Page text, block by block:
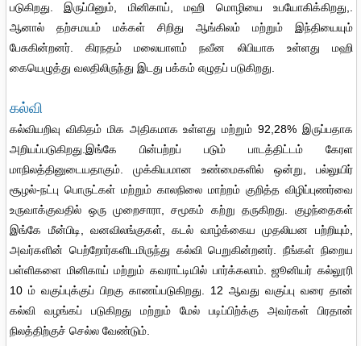
படுகிறது. இருப்பினும், மினிகாய், மஹி மொழியை உபயோகிக்கிறது,.
ஆனால் தற்சமயம் மக்கள் சிறிது ஆங்கிலம் மற்றும் இந்தியையும்
பேசுகின்றனர். கிரநதம் மலையாளம் நவீன லிபியாக உள்ளது மஹி
கையெழுத்து வலதிலிருந்து இடது பக்கம் எழுதப் படுகிறது.
கல்வி
கல்வியறிவு விகிதம் மிக அதிகமாக உள்ளது மற்றும் 92,28% இருப்பதாக
அறியப்படுகிறது.இங்கே பின்பற்றப் படும் பாடத்திட்டம் கேரள
மாநிலத்தினுடையதாகும். முக்கியமான உண்மைகளில் ஒன்று, பல்லுயிர்
சூழல்-நட்பு பொருட்கள் மற்றும் காலநிலை மாற்றம் குறித்த விழிப்புணர்வை
உருவாக்குவதில் ஒரு முறைசாரா, சமூகம் கற்று தருகிறது. குழந்தைகள்
இங்கே மீன்பிடி, வனவிலங்குகள், கடல் வாழ்க்கைய முதலியன பற்றியும்,
அவர்களின் பெற்றோர்களிடமிருந்து கல்வி பெறுகின்றனர். நீங்கள் நிறைய
பள்ளிகளை மினிகாய் மற்றும் கவராட்டியில் பார்க்கலாம். ஜூனியர் கல்லூரி
10 ம் வகுப்புக்குப் பிறகு காணப்படுகிறது. 12 ஆவது வகுப்பு வரை தான்
கல்வி வழங்கப் படுகிறது மற்றும் மேல் படிப்பிற்க்கு அவர்கள் பிரதான்
நிலத்திற்குச் செல்ல வேண்டும்.